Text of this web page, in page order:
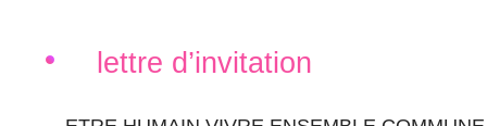
lettre d’invitation